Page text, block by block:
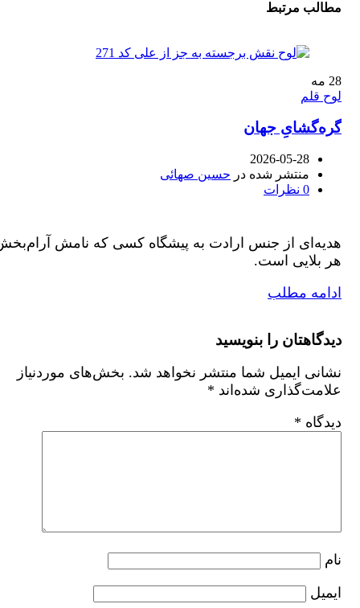
مطالب مرتبط
28 مه
لوح قلم
گره‌گشایِ جهان
2026-05-28
منتشر شده در حسین صهائی
0 نظرات
هدیه‌ای از جنس ارادت به پیشگاه کسی که نامش
هر بلایی است.
ادامه مطلب
دیدگاهتان را بنویسید
نشانی ایمیل شما منتشر نخواهد شد. بخش‌های موردنیاز
علامت‌گذاری شده‌اند *
دیدگاه *
نام
ایمیل